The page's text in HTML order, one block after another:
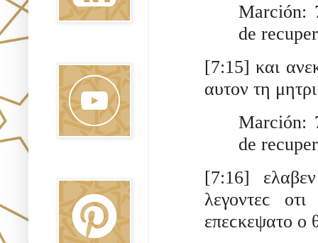
Marción:
de
[7:15] και
αυτον τη
Marción:
de
[7:16]
λεγοντεϲ
επεϲκεψατο ο